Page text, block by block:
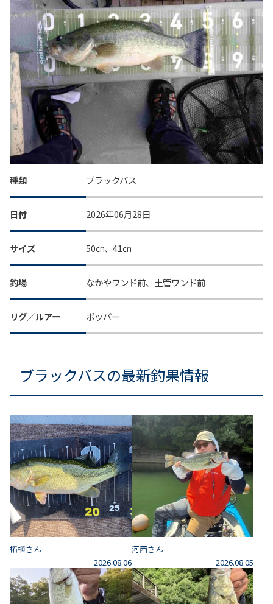
種類 ブラックバス
日付 2026年06月28日
サイズ 50㎝、41㎝
釣場 なかやワンド前、土管ワンド前
リグ／ルアー ポッパー
ブラックバスの最新釣果情報
柘植さん
2026.08.06
河西さん
2026.08.05